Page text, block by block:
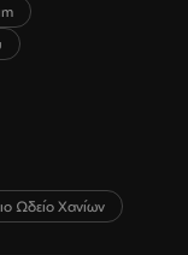
Ωδείο Χανίων